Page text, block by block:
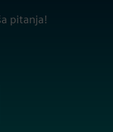
pitanja!